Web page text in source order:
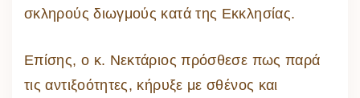
σκληρούς διωγμούς κατά της Εκκλησίας.
Επίσης, ο κ. Νεκτάριος πρόσθεσε πως παρά
τις αντιξοότητες, κήρυξε με σθένος και